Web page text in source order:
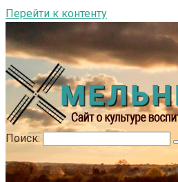
Перейти к контенту
Поиск: